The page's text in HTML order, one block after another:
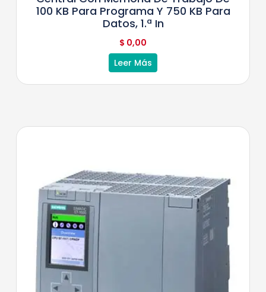
100 KB Para Programa Y 750 KB Para
Datos, 1.ª In
$ 0,00
Leer Más